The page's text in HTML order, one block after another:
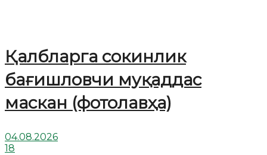
Қалбларга сокинлик
бағишловчи муқаддас
маскан (фотолавҳа)
04.08.2026
18